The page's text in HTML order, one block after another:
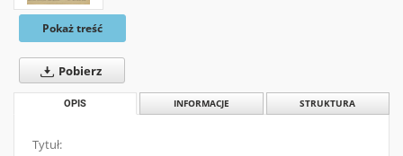
Pokaż treść
Pobierz
OPIS INFORMACJE STRUKTURA
Tytuł: